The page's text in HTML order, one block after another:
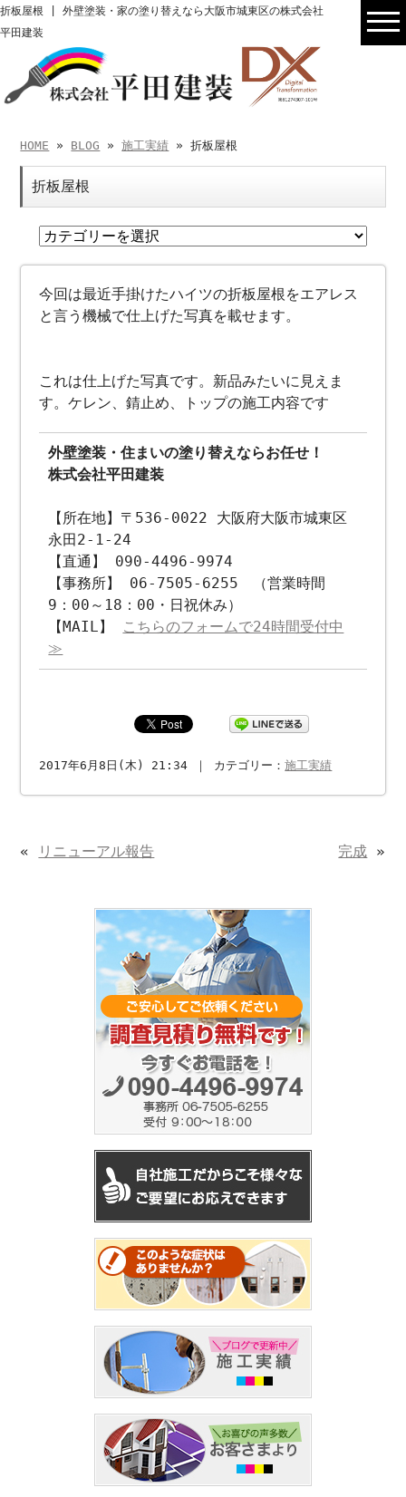
折板屋根 | 外壁塗装・家の塗り替えなら大阪市城東区の株式会社
平田建装
HOME » BLOG »施工実績 » 折板屋根
折板屋根
今回は最近手掛けたハイツの折板屋根をエアレス
と言う機械で仕上げた写真を載せます。
これは仕上げた写真です。新品みたいに見えま
す。ケレン、錆止め、トップの施工内容です
外壁塗装・住まいの塗り替えならお任せ！
株式会社平田建装
【所在地】〒536-0022 大阪府大阪市城東区
永田2-1-24
【直通】 090-4496-9974
【事務所】 06-7505-6255 （営業時間
9：00～18：00・日祝休み）
【MAIL】 こちらのフォームで24時間受付中
≫
2017年6月8日(木) 21:34 ｜ カテゴリー：施工実績
« リニューアル報告 完成 »